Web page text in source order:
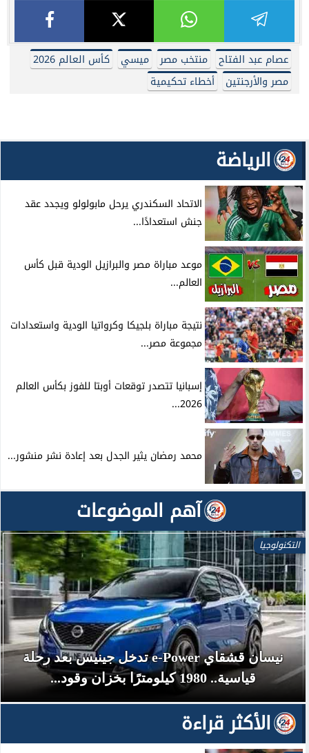
عصام عبد الفتاح منتخب مصر ميسي
كأس العالم 2026
مصر والأرجنتين
أخطاء تحكيمية
الرياضة
الاتحاد السكندري يرحل مابولولو ويجدد عقد
جنش استعدادًا...
موعد مباراة مصر والبرازيل الودية قبل كأس
العالم...
نتيجة مباراة بلجيكا وكرواتيا الودية واستعدادات
مجموعة مصر...
إسبانيا تتصدر توقعات أوبتا للفوز بكأس العالم
2026...
محمد رمضان يثير الجدل بعد إعادة نشر منشور...
آهم الموضوعات
أخبار العالم
أزمة حدودية بين إسبانيا وإيطاليا.. مدريد تمهل روما
حتى الأحد لإلغاء قيود...
الأكثر قراءة